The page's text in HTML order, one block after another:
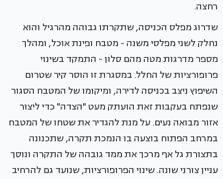
רחצה.
שדרוג מפלס הכניסה, שתקרתו גבוהה מהרגיל והוא
נחלק לשני מפלסי משנה - מטבח ופינת אוכל, ומהלך
מספר מדרגות מטה מהם סלון - התמקד בשינוי
פרופורציות של החלל. במסגרת זו הוסר קיר שטרום
השיפוץ ניצב בכניסה לדירה, ומיקומו של המטבח הסגור
שנפתח בעקבות זאת הועתק מעט "הצדה" כדי ליצור
אזור מבואה נעים. על מנת להגדיר את שטחו של המטבח
במרחב הפתוח בוצעה בו הנמכת תקרה, שתכנונה
בתצורת גל אף מרכך את ממד גובהה של התקרה ונוסך
עניין צורני שונה. שינוי הפרופורציות, שנועד גם להרחיב